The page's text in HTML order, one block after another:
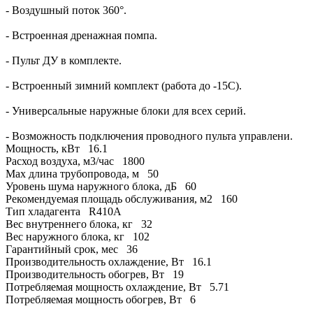
- Воздушный поток 360°.
- Встроенная дренажная помпа.
- Пульт ДУ в комплекте.
- Встроенный зимний комплект (работа до -15С).
- Универсальные наружные блоки для всех серий.
- Возможность подключения проводного пульта управлени.
Мощность, кВт
16.1
Расход воздуха, м3/час
1800
Max длина трубопровода, м
50
Уровень шума наружного блока, дБ
60
Рекомендуемая площадь обслуживания, м2
160
Тип хладагента
R410A
Вес внутреннего блока, кг
32
Вес наружного блока, кг
102
Гарантийный срок, мес
36
Производительность охлаждение, Вт
16.1
Производительность обогрев, Вт
19
Потребляемая мощность охлаждение, Вт
5.71
Потребляемая мощность обогрев, Вт
6